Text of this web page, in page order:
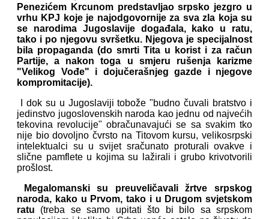
Penezićem Krcunom predstavljao srpsko jezgro u
vrhu KPJ koje je najodgovornije za sva zla koja su
se narodima Jugoslavije događala, kako u ratu,
tako i po njegovu svršetku. Njegova je specijalnost
bila propaganda (do smrti Tita u korist i za račun
Partije, a nakon toga u smjeru rušenja karizme
"Velikog Vođe" i dojučerašnjeg gazde i njegove
kompromitacije).
I dok su u Jugoslaviji tobože "budno čuvali bratstvo i
jedinstvo jugoslovenskih naroda kao jednu od najvećih
tekovina revolucije" obračunavajući se sa svakim tko
nije bio dovoljno čvrsto na Titovom kursu, velikosrpski
intelektualci su u svijet sračunato proturali ovakve i
slične pamflete u kojima su lažirali i grubo krivotvorili
prošlost.
Megalomanski su preuveličavali žrtve srpskog
naroda, kako u Prvom, tako i u Drugom svjetskom
ratu (treba se samo upitati što bi bilo sa srpskom